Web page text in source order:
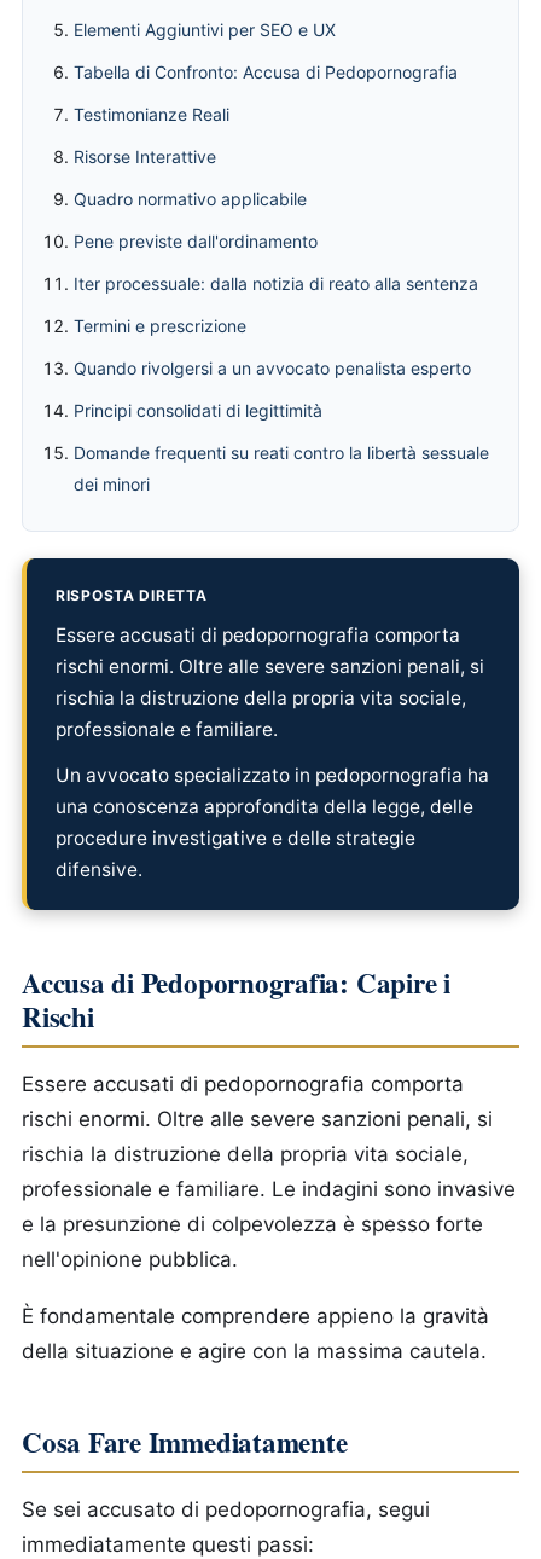
Elementi Aggiuntivi per SEO e UX
Tabella di Confronto: Accusa di Pedopornografia
Testimonianze Reali
Risorse Interattive
Quadro normativo applicabile
Pene previste dall'ordinamento
Iter processuale: dalla notizia di reato alla sentenza
Termini e prescrizione
Quando rivolgersi a un avvocato penalista esperto
Principi consolidati di legittimità
Domande frequenti su reati contro la libertà sessuale
dei minori
RISPOSTA DIRETTA
Essere accusati di pedopornografia comporta
rischi enormi. Oltre alle severe sanzioni penali, si
rischia la distruzione della propria vita sociale,
professionale e familiare.
Un avvocato specializzato in pedopornografia ha
una conoscenza approfondita della legge, delle
procedure investigative e delle strategie
difensive.
Accusa di Pedopornografia: Capire i
Rischi
Essere accusati di pedopornografia comporta
rischi enormi. Oltre alle severe sanzioni penali, si
rischia la distruzione della propria vita sociale,
professionale e familiare. Le indagini sono invasive
e la presunzione di colpevolezza è spesso forte
nell'opinione pubblica.
È fondamentale comprendere appieno la gravità
della situazione e agire con la massima cautela.
Cosa Fare Immediatamente
Se sei accusato di pedopornografia, segui
immediatamente questi passi: